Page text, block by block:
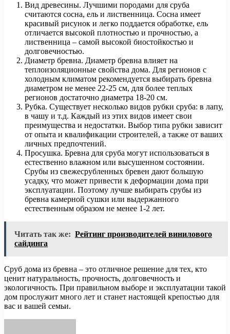
Вид древесины. Лучшими породами для сруба
считаются сосна, ель и лиственница. Сосна имеет
красивый рисунок и легко поддается обработке, ель
отличается высокой плотностью и прочностью, а
лиственница – самой высокой биостойкостью и
долговечностью.
Диаметр бревна. Диаметр бревна влияет на
теплоизоляционные свойства дома. Для регионов с
холодным климатом рекомендуется выбирать бревна
диаметром не менее 22-25 см, для более теплых
регионов достаточно диаметра 18-20 см.
Рубка. Существует несколько видов рубки сруба: в лапу,
в чашу и т.д. Каждый из этих видов имеет свои
преимущества и недостатки. Выбор типа рубки зависит
от опыта и квалификации строителей, а также от ваших
личных предпочтений.
Просушка. Бревна для сруба могут использоваться в
естественно влажном или высушенном состоянии.
Срубы из свежесрубленных бревен дают большую
усадку, что может привести к деформации дома при
эксплуатации. Поэтому лучше выбирать срубы из
бревна камерной сушки или выдержанного
естественным образом не менее 1-2 лет.
Читать так же: Рейтинг производителей винилового
сайдинга
Сруб дома из бревна – это отличное решение для тех, кто
ценит натуральность, прочность, долговечность и
экологичность. При правильном выборе и эксплуатации такой
дом прослужит много лет и станет настоящей крепостью для
вас и вашей семьи.